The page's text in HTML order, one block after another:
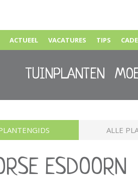
ACTUEEL VACATURES TIPS
TUINPLANTEN
ALLE
ESDOORN